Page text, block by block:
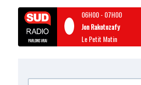
06H00- 07H00
Jon Rakotozafy
Le Petit Matin